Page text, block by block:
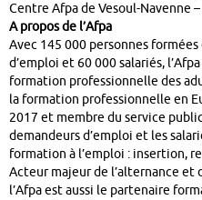
Centre Afpa de Vesoul-Navenne
A propos de l’Afpa
Avec 145 000 personnes
d’emploi et 60 000 salariés,
formation professionnelle des
la formation professionnelle en
2017 et membre du service
demandeurs d’emploi et les
formation à l’emploi : insertion,
Acteur majeur de l’alternance
l’Afpa est aussi le partenaire